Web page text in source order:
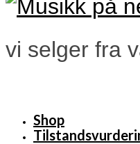
vi selger fra
Shop